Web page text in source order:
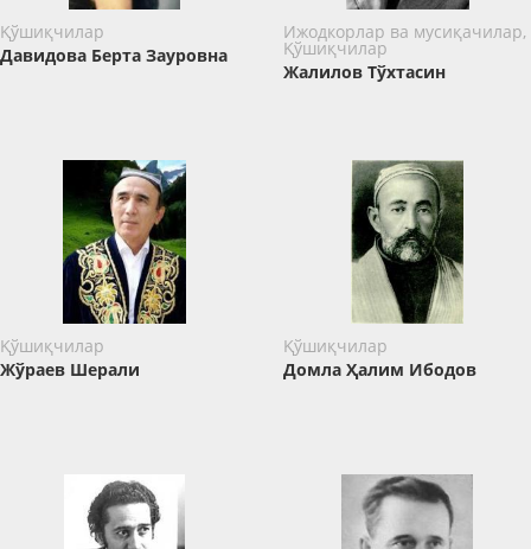
Қўшиқчилар
Давидова Берта Зауровна
Ижодкорлар ва мусиқачилар,
Қўшиқчилар
Жалилов Тўхтасин
Қўшиқчилар
Жўраев Шерали
Қўшиқчилар
Домла Ҳалим Ибодов